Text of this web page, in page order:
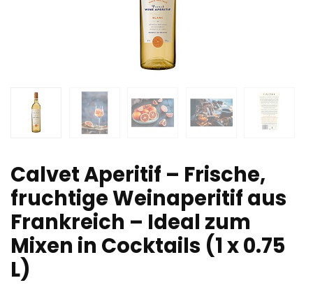
Calvet Aperitif – Frische,
fruchtige Weinaperitif aus
Frankreich – Ideal zum
Mixen in Cocktails (1 x 0.75
L)